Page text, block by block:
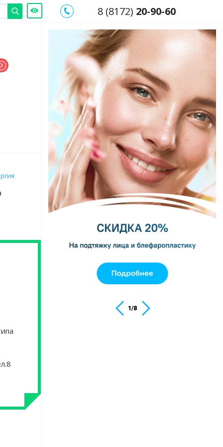
8 (8172) 20-90-60
1/8